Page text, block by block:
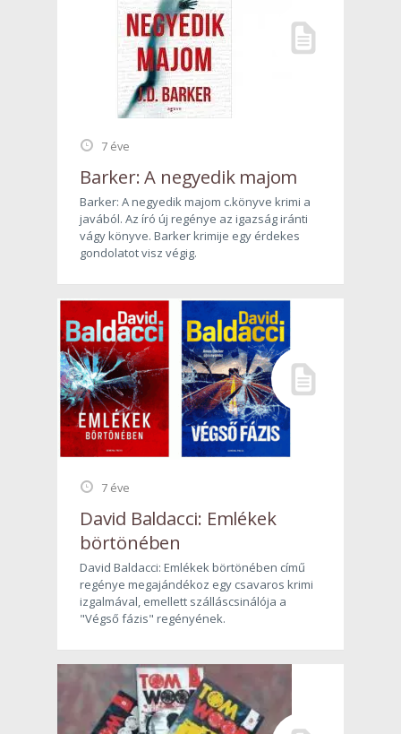
7 éve
Barker: A negyedik majom
Barker: A negyedik majom c.könyve krimi a
javából. Az író új regénye az igazság iránti
vágy könyve. Barker krimije egy érdekes
gondolatot visz végig.
7 éve
David Baldacci: Emlékek
börtönében
David Baldacci: Emlékek börtönében című
regénye megajándékoz egy csavaros krimi
izgalmával, emellett szálláscsinálója a
"Végső fázis" regényének.